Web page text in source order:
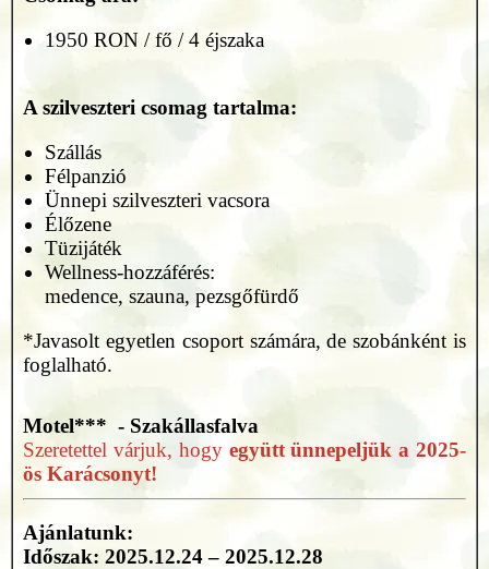
1950 RON / fő / 4 éjszaka
A szilveszteri csomag tartalma:
Szállás
Félpanzió
Ünnepi szilveszteri vacsora
Élőzene
Tüzijáték
Wellness-hozzáférés:
medence, szauna, pezsgőfürdő
*Javasolt egyetlen csoport számára, de szobánként is
foglalható.
Motel*** - Szakállasfalva
Szeretettel várjuk, hogy együtt ünnepeljük a 2025-
ös Karácsonyt!
Ajánlatunk:
Időszak: 2025.12.24 – 2025.12.28